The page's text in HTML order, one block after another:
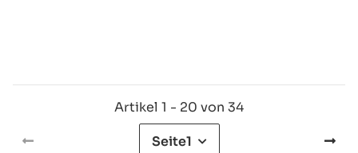
Artikel 1 - 20 von 34
Seite1